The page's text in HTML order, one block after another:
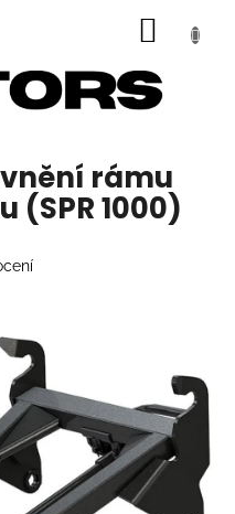
rámu
(SPR 1000)